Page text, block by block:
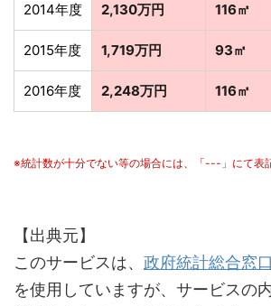
2014年度 2,130万円 116㎡
2015年度 1,719万円 93㎡
2016年度 2,248万円 116㎡
※統計数が十分でない等の場合には、「---」にて表
【出典元】
このサービスは、 政府統計総合窓
を使用していますが、サービスの